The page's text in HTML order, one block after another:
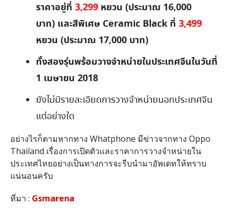
ราคาอยู่ที่ 3,299หยวน (ประมาณ 16,000
บาท) และสีพิเศษ Ceramic Black ที่ 3,499
หยวน (ประมาณ 17,000 บาท)
ทั้งสองรุ่นพร้อมวางจำหน่ายในประเทศจีนในวันที่
1 เมษายน 2018
ยังไม่มีรายละเอียดการวางจำหน่ายนอกประเทศจีน
แต่อย่างใด
อย่างไรก็ตามหากทาง Whatphone มีข่าวจากทาง Oppo
Thailand เรื่องการเปิดตัวและราคาการวางจำหน่ายใน
ประเทศไทยอย่างเป็นทางการจะรีบนำมาอัพเดทให้ทราบ
แน่นอนครับ
ที่มา : Gsmarena